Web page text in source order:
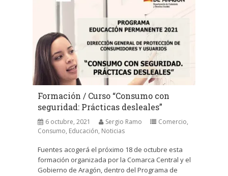
Formación / Curso “Consumo con
seguridad: Prácticas desleales”
6 octubre, 2021 Sergio Ramo Comercio,
Consumo, Educación, Noticias
Fuentes acogerá el próximo 18 de octubre esta
formación organizada por la Comarca Central y el
Gobierno de Aragón, dentro del Programa de